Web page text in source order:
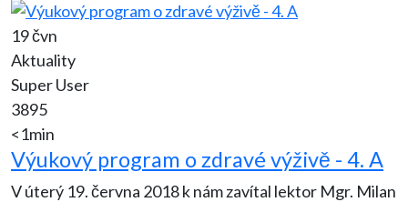
19 čvn
Aktuality
Super User
3895
<1min
Výukový program o zdravé výživě - 4. A
V úterý 19. června 2018 k nám zavítal lektor Mgr. Milan